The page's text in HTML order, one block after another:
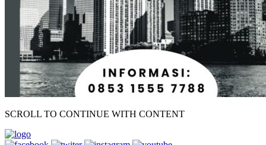
SCROLL TO CONTINUE WITH CONTENT